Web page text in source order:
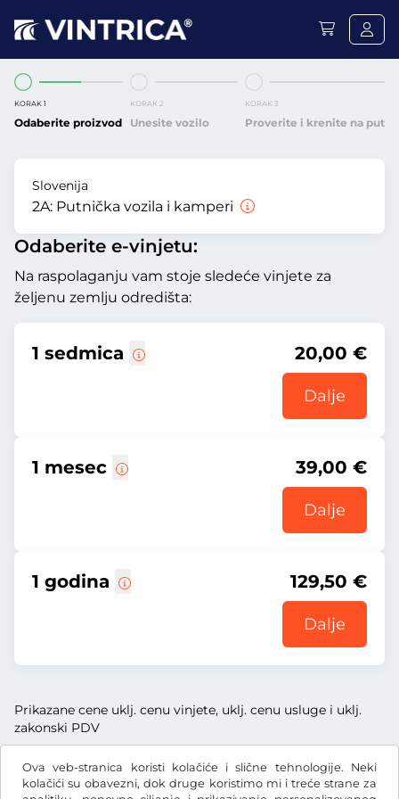
Ova veb-stranica koristi kolačiće i slične tehnologije. Neki
kolačići su obavezni, dok druge koristimo mi i treće strane za
KORAK 1
Odaberite proizvod
KORAK 2
Unesite vozilo
KORAK 3
Proverite i krenite na put
Slovenija
2A: Putnička vozila i kamperi
Odaberite e-vinjetu:
Na raspolaganju vam stoje sledeće vinjete za
željenu zemlju odredišta:
1 sedmica 20,00 €
Dalje
1 mesec 39,00 €
Dalje
1 godina 129,50 €
Dalje
Prikazane cene uklj. cenu vinjete, uklj. cenu usluge i uklj.
zakonski PDV